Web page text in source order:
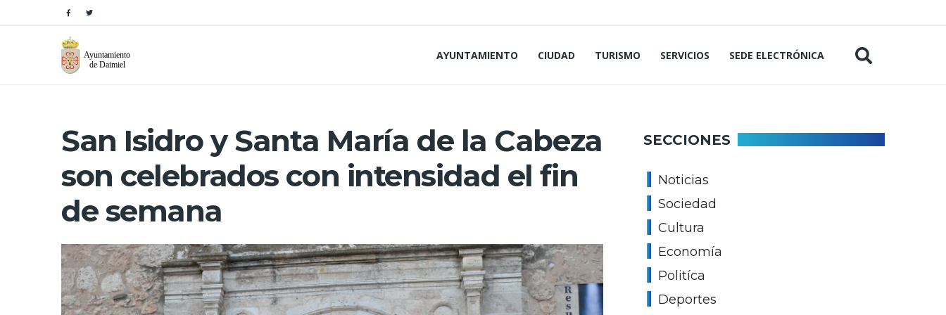
AYUNTAMIENTO CIUDAD TURISMO SERVICIOS SEDE ELECTRÓNICA
San Isidro y Santa María de la Cabeza
son celebrados con intensidad el fin
de semana
SECCIONES
Noticias
Sociedad
Cultura
Economía
Politíca
Deportes